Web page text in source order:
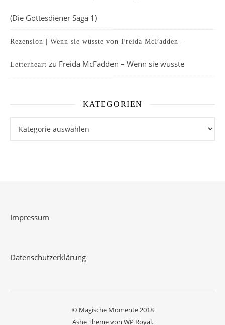
(Die Gottesdiener Saga 1)
Rezension | Wenn sie wüsste von Freida McFadden –
Letterheart zu Freida McFadden – Wenn sie wüsste
KATEGORIEN
Impressum
Datenschutzerklärung
© Magische Momente 2018
Ashe Theme von WP Royal.